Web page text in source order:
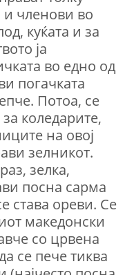
членови во
куќата и за
ја
во едно од
погачката
Потоа, се
коледарите,
на овој
зелникот.
зелка,
посна сарма
става ореви. Се
македонски
со црвена
се пече тиква